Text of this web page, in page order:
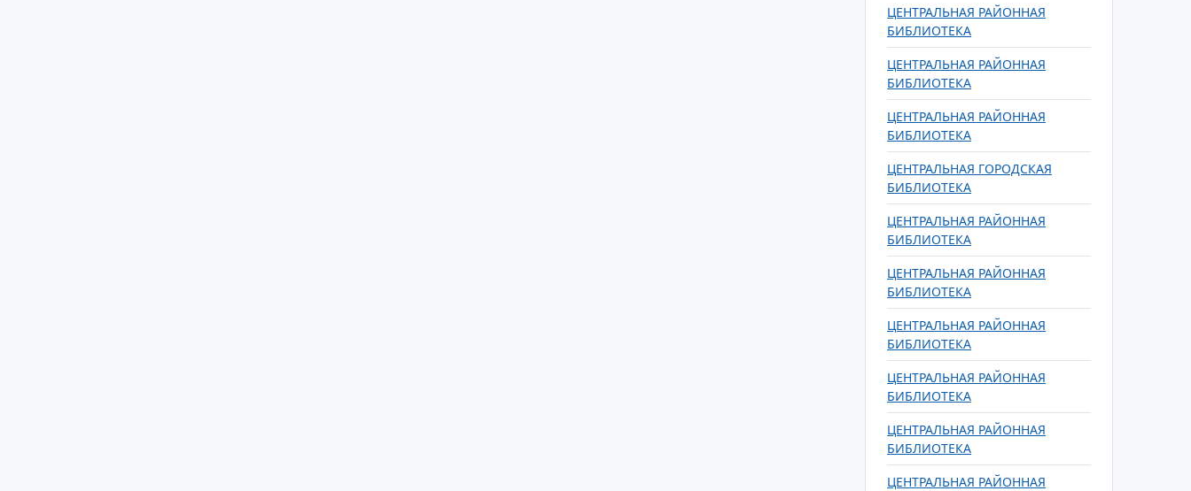
ЦЕНТРАЛЬНАЯ РАЙОННАЯ
БИБЛИОТЕКА
ЦЕНТРАЛЬНАЯ РАЙОННАЯ
БИБЛИОТЕКА
ЦЕНТРАЛЬНАЯ РАЙОННАЯ
БИБЛИОТЕКА
ЦЕНТРАЛЬНАЯ ГОРОДСКАЯ
БИБЛИОТЕКА
ЦЕНТРАЛЬНАЯ РАЙОННАЯ
БИБЛИОТЕКА
ЦЕНТРАЛЬНАЯ РАЙОННАЯ
БИБЛИОТЕКА
ЦЕНТРАЛЬНАЯ РАЙОННАЯ
БИБЛИОТЕКА
ЦЕНТРАЛЬНАЯ РАЙОННАЯ
БИБЛИОТЕКА
ЦЕНТРАЛЬНАЯ РАЙОННАЯ
БИБЛИОТЕКА
ЦЕНТРАЛЬНАЯ РАЙОННАЯ